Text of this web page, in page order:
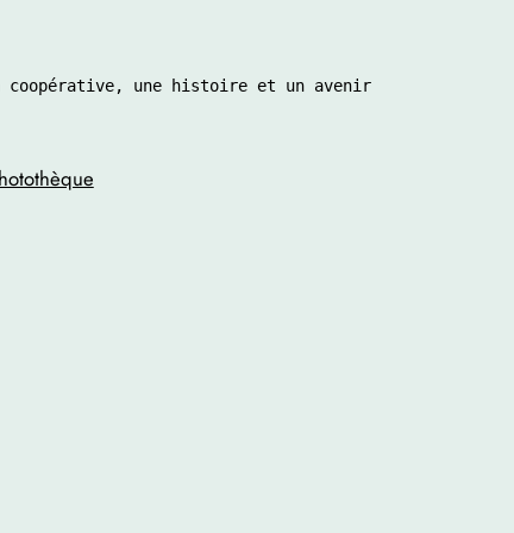
coopérative, une histoire et un avenir